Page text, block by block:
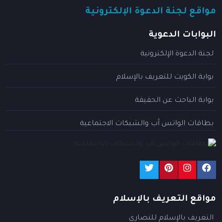
مواقع لجنة الدعوة الإلكترونية
البوابات الدعوية
لجنة الدعوة الإلكترونية
بوابة الكويت للتعريف بالإسلام
بوابة الباحث عن الحقيقة
بطاقات الواتس آب والشبكات الاجتماعية
مواقع التعريف بالإسلام
التعريف بالإسلام للنصارى